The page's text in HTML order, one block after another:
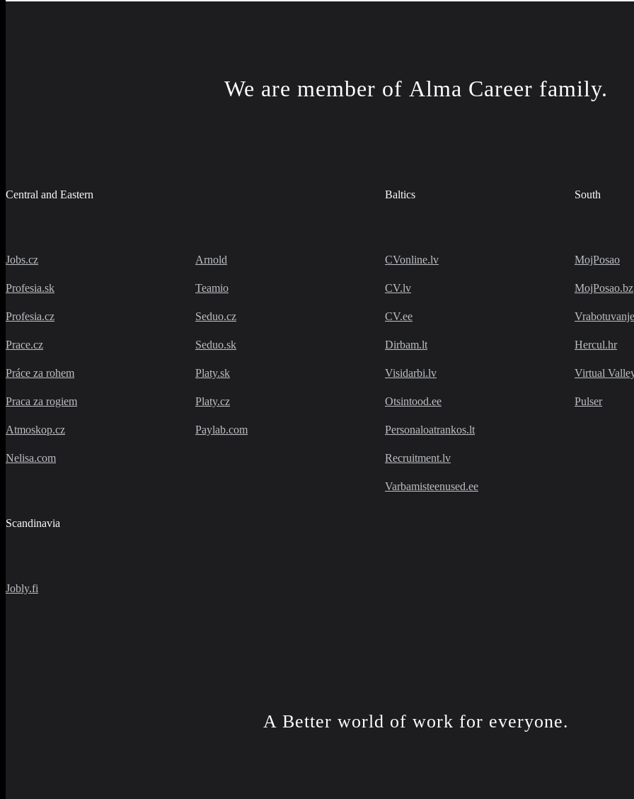
We are member of Alma Career family.
Central and Eastern
Jobs.cz
Profesia.sk
Profesia.cz
Prace.cz
Práce za rohem
Praca za rogiem
Atmoskop.cz
Nelisa.com
Arnold
Teamio
Seduo.cz
Seduo.sk
Platy.sk
Platy.cz
Paylab.com
Baltics
CVonline.lv
CV.lv
CV.ee
Dirbam.lt
Visidarbi.lv
Otsintood.ee
Personaloatrankos.lt
Recruitment.lv
Varbamisteenused.ee
South
MojPosao
MojPosao.bz
Vrabotuvanje
Hercul.hr
Virtual
Pulser
Scandinavia
Jobly.fi
A Better world of work for everyone.